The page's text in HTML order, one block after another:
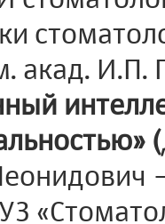
акад. И.П.
(